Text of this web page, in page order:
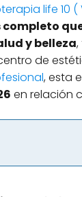
life 10
completo
y belleza
de
, esta
en relación